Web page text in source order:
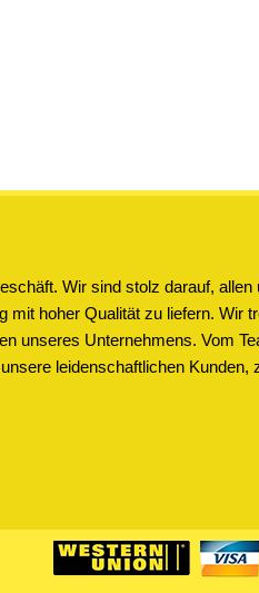
Wir sind stolz darauf, allen
mit hoher Qualität zu liefern. Wir
unseres Unternehmens. Vom
leidenschaftlichen Kunden,